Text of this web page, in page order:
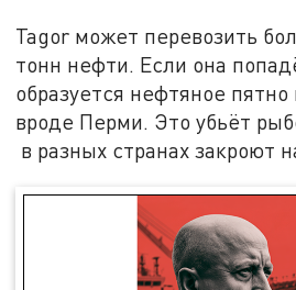
Tagor может перевозить
тонн нефти. Если она
образуется нефтяное
вроде Перми. Это убьёт
в разных странах закроют